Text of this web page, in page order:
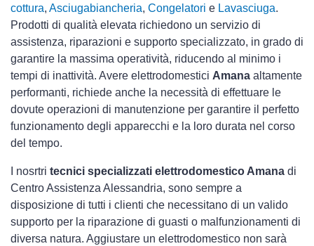
cottura, Asciugabiancheria, Congelatori e Lavasciuga.
Prodotti di qualità elevata richiedono un servizio di
assistenza, riparazioni e supporto specializzato, in grado di
garantire la massima operatività, riducendo al minimo i
tempi di inattività. Avere elettrodomestici Amana altamente
performanti, richiede anche la necessità di effettuare le
dovute operazioni di manutenzione per garantire il perfetto
funzionamento degli apparecchi e la loro durata nel corso
del tempo.
I nosrtri tecnici specializzati elettrodomestico Amana di
Centro Assistenza Alessandria, sono sempre a
disposizione di tutti i clienti che necessitano di un valido
supporto per la riparazione di guasti o malfunzionamenti di
diversa natura. Aggiustare un elettrodomestico non sarà